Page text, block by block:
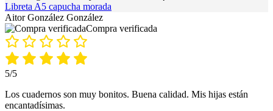
Libreta A5 capucha morada
Aitor González González
Compra verificada
5/5
Los cuadernos son muy bonitos. Buena calidad. Mis hijas están
encantadísimas.